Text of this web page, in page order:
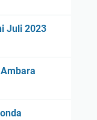
Juli 2023